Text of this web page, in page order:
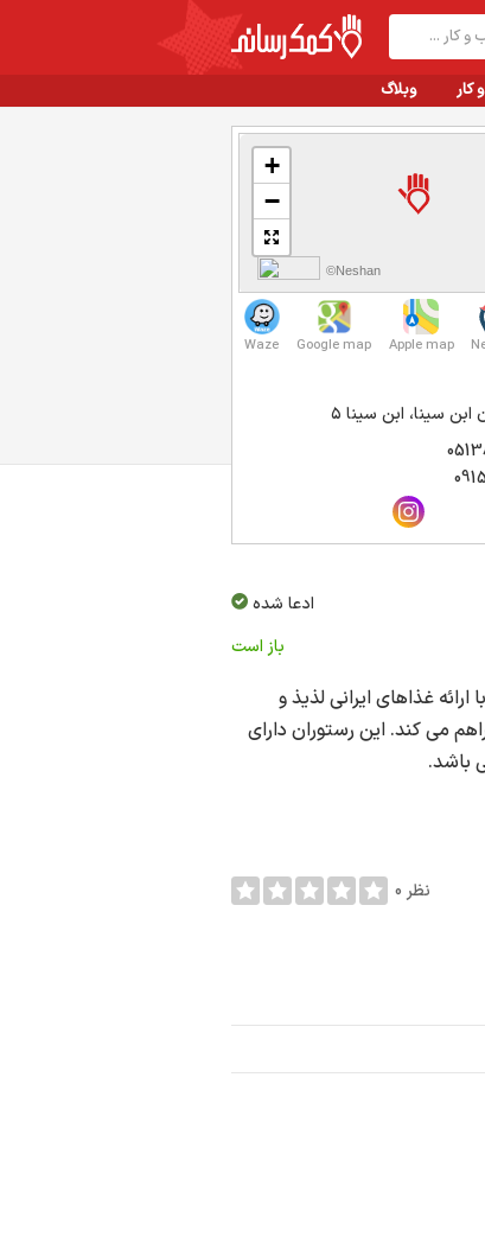
وبلاگ
+
−
©Neshan
Apple map
Google map
Waze
سینا، ابن سینا ۵
ادعا شده
باز است
غذاهای ایرانی لذیذ و
می کند. این رستوران دارای
باشد.
0 نظر